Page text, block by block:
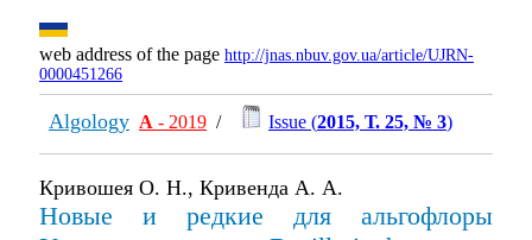
web address of the page http://jnas.nbuv.gov.ua/article/UJRN-
0000451266
Algology А - 2019 / Issue (2015, Т. 25, № 3)
Кривошея О. Н., Кривенда А. А.
Новые и редкие для альгофлоры